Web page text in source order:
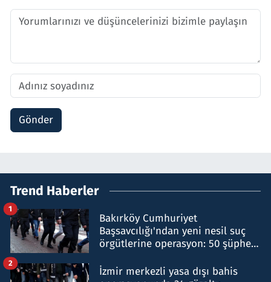
Gönder
Trend Haberler
Bakırköy Cumhuriyet
Başsavcılığı'ndan yeni nesil suç
örgütlerine operasyon: 50 şüpheli
1
İzmir merkezli yasa dışı bahis
2